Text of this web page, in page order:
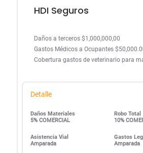
HDI Seguros
Daños a terceros $1,000,000,00
Gastos Médicos a Ocupantes
Cobertura gastos de veterinario para
Detalle
Daños Materiales
5% COMERCIAL
Robo Total
10%
Asistencia Vial
Amparada
Gastos
Amparada